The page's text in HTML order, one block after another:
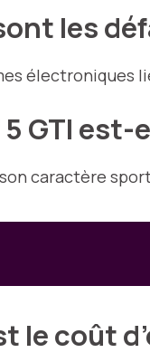
les
électroniques
5 GTI
caractère
le coût